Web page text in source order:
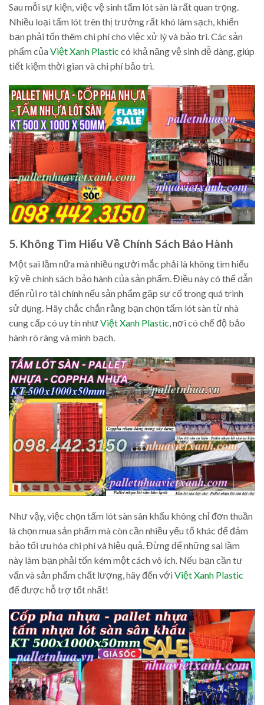
Sau mỗi sự kiện, việc vệ sinh tấm lót sàn là rất quan trọng.
Nhiều loại tấm lót trên thị trường rất khó làm sạch, khiến
bạn phải tốn thêm chi phí cho việc xử lý và bảo trì. Các sản
phẩm củaViệt Xanh Plastic có khả năng vệ sinh dễ dàng, giúp
tiết kiệm thời gian và chi phí bảo trì.
5. Không Tìm Hiểu Về Chính Sách Bảo Hành
Một sai lầm nữa mà nhiều người mắc phải là không tìm hiểu
kỹ về chính sách bảo hành của sản phẩm. Điều này có thể dẫn
đến rủi ro tài chính nếu sản phẩm gặp sự cố trong quá trình
sử dụng. Hãy chắc chắn rằng bạn chọn tấm lót sàn từ nhà
cung cấp có uy tín nhưViệt Xanh Plastic, nơi có chế độ bảo
hành rõ ràng và minh bạch.
Như vậy, việc chọn tấm lót sàn sân khấu không chỉ đơn thuần
là chọn mua sản phẩm mà còn cần nhiều yếu tố khác để đảm
bảo tối ưu hóa chi phí và hiệu quả. Đừng để những sai lầm
này làm bạn phải tốn kém một cách vô ích. Nếu bạn cần tư
vấn và sản phẩm chất lượng, hãy đến vớiViệt Xanh Plastic
để được hỗ trợ tốt nhất!